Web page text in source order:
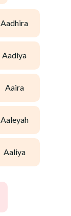
aadhira
aadiya
aaira
aaleyah
aaliya